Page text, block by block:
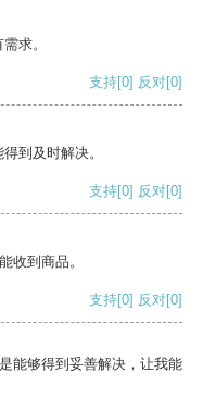
求。
支持[0] 反对[0]
到及时解决。
支持[0] 反对[0]
收到商品。
支持[0] 反对[0]
能够得到妥善解决，让我能